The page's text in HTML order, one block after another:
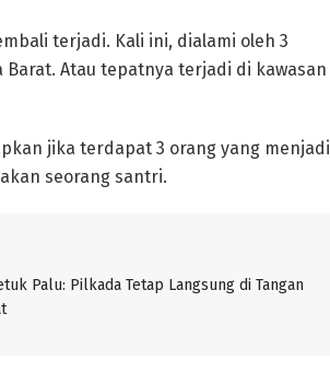
terjadi. Kali ini, dialami oleh 3
Atau tepatnya terjadi di kawasan
jika terdapat 3 orang yang menjadi
seorang santri.
Palu: Pilkada Tetap Langsung di Tangan